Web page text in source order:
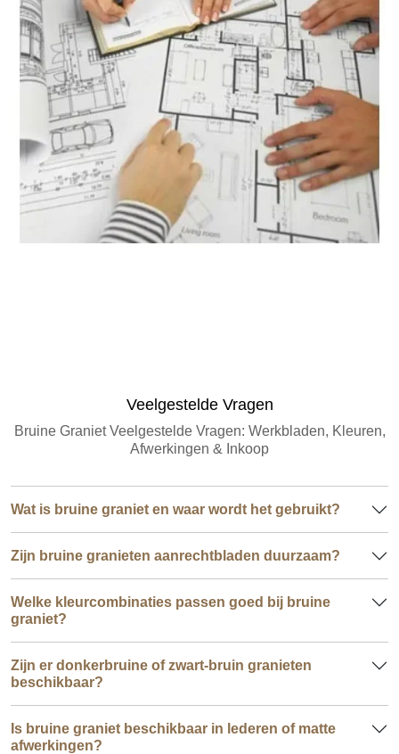
Veelgestelde Vragen
Bruine Graniet Veelgestelde Vragen: Werkbladen, Kleuren,
Afwerkingen & Inkoop
Wat is bruine graniet en waar wordt het gebruikt?
Zijn bruine granieten aanrechtbladen duurzaam?
Welke kleurcombinaties passen goed bij bruine
graniet?
Zijn er donkerbruine of zwart-bruin granieten
beschikbaar?
Is bruine graniet beschikbaar in lederen of matte
afwerkingen?